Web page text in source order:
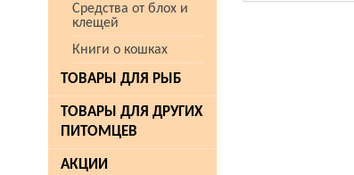
Средства от блох и
клещей
Книги о кошках
ТОВАРЫ ДЛЯ РЫБ
ТОВАРЫ ДЛЯ ДРУГИХ
ПИТОМЦЕВ
АКЦИИ